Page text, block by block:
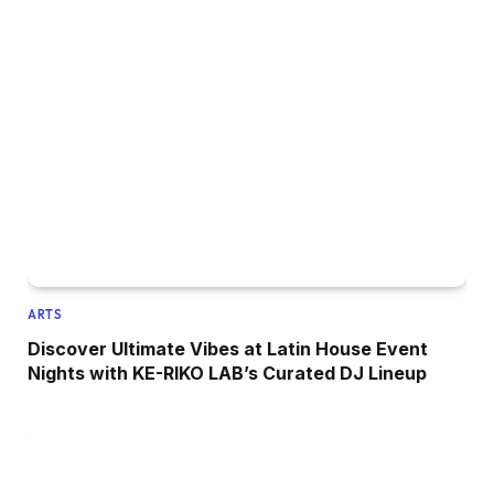
ARTS
Discover Ultimate Vibes at Latin House Event
Nights with KE-RIKO LAB’s Curated DJ Lineup